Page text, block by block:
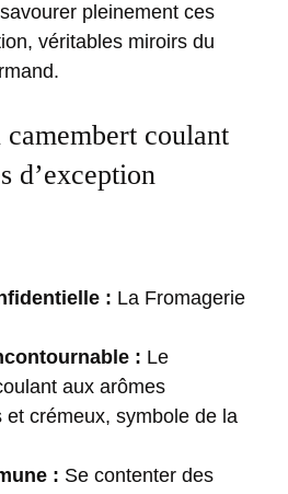
pleinement ces
véritables miroirs du
coulant
d’exception
: La Fromagerie
: Le
aux arômes
et crémeux, symbole de la
: Se contenter des